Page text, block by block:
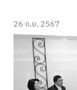
26 ก.ย. 2567